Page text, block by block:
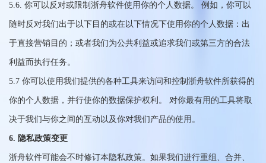
5.6. 你可以反对或限制浙舟软件使用你的个人数据。 例如，你可以
随时反对我们出于以下目的或在以下情况下使用你的个人数据：出
于直接营销目的；或者我们为公共利益或追求我们或第三方的合法
利益而执行任务。
5.7 你可以使用我们提供的各种工具来访问和控制浙舟软件所获得的
你的个人数据，并行使你的数据保护权利。 对你最有用的工具将取
决于我们与你之间的互动以及你对我们产品的使用。
6. 隐私政策变更
浙舟软件可能会不时修订本隐私政策。如果我们进行重组、合并、